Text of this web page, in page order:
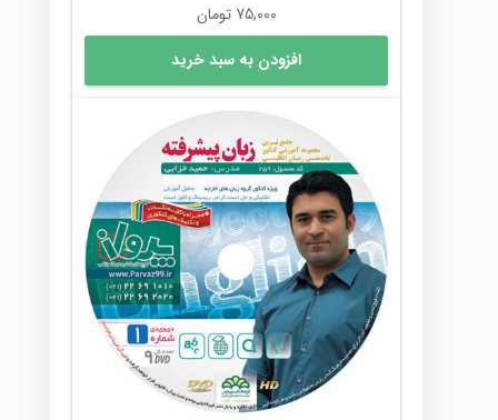
75,000 تومان
افزودن به سبد خرید